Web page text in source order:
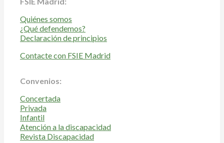
Quiénes somos
¿Qué defendemos?
Declaración de principios
Contacte con FSIE Madrid
Convenios:
Concertada
Privada
Infantil
Atención a la discapacidad
Revista Discapacidad